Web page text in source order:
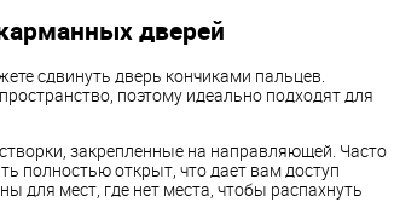
дверей
сдвинуть дверь кончиками пальцев.
поэтому идеально подходят для
закрепленные на направляющей. Часто
полностью открыт, что дает вам доступ
для мест, где нет места, чтобы распахнуть